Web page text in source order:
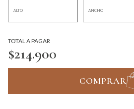
TOTAL A PAGAR
$214.900
COMPRAR